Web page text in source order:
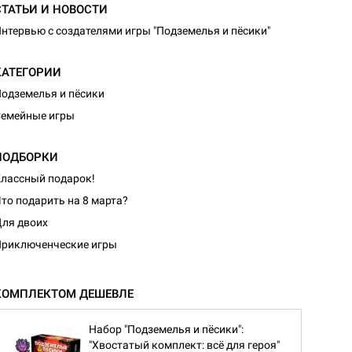
И НОВОСТИ
с создателями игры "Подземелья и пёсики"
и пёсики
игры
подарок!
подарить на 8 марта?
двоих
игры
ДЕШЕВЛЕ
Набор "Подземелья и пёсики":
"Хвостатый комплект: всё для героя"